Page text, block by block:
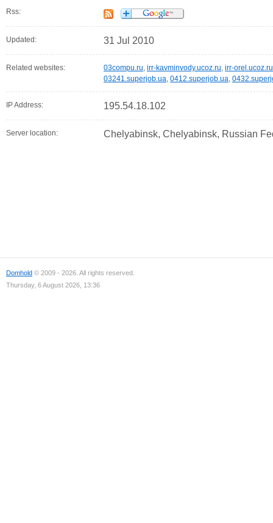
Rss:
Updated: 31 Jul 2010
Related websites: 03compu.ru, irr-kavminvody.ucoz.ru, irr-orel.ucoz.ru
03241.superjob.ua, 0412.superjob.ua,
IP Address: 195.54.18.102
Server location: Chelyabinsk, Chelyabinsk, Russian
Domhold © 2009 - 2026. All rights reserved.
Thursday, 6 August 2026, 13:36